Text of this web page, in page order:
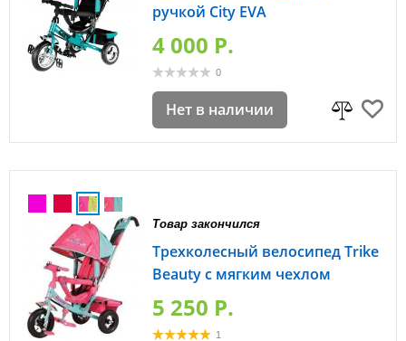
ручкой City EVA
4 000 P.
0
Нет в наличии
Товар закончился
Трехколесный велосипед Trike
Beauty с мягким чехлом
5 250 P.
1